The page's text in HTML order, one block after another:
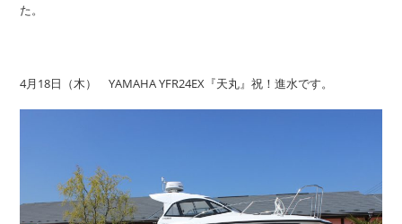
た。
4月18日（木） YAMAHA YFR24EX『天丸』祝！進水です。